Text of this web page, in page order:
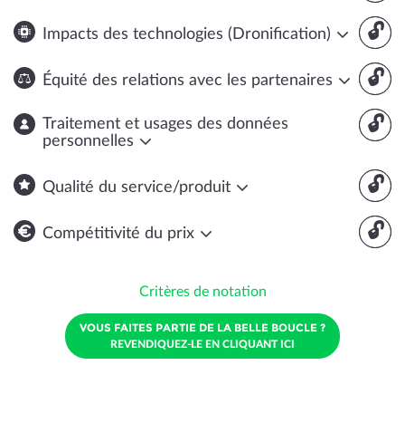
🔓
Impacts des technologies (Dronification)
🔓
Équité des relations avec les partenaires
🔓
Traitement et usages des données
personnelles
🔓
Qualité du service/produit
🔓
Compétitivité du prix
Critères de notation
VOUS FAITES PARTIE DE LA BELLE BOUCLE ?
REVENDIQUEZ-LE EN CLIQUANT ICI